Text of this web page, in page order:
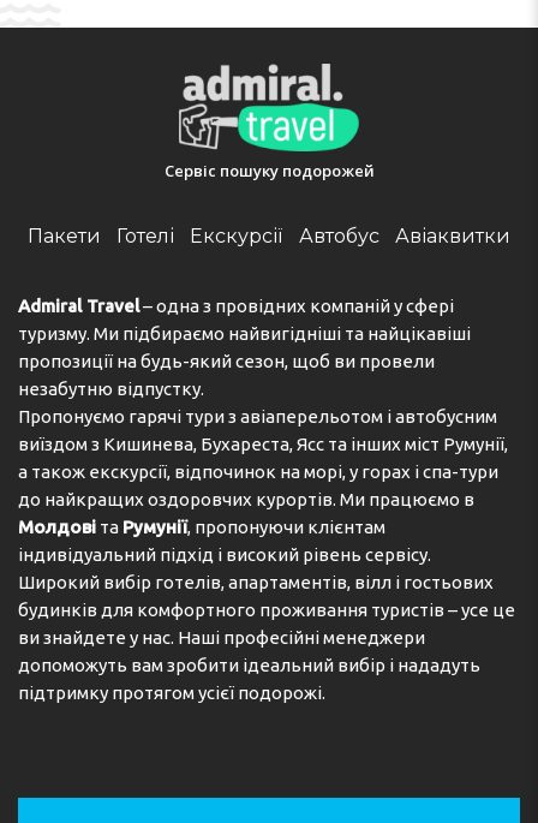
Сервіс пошуку подорожей
Пакети Готелі Екскурсії Автобус Авіаквитки
Admiral Travel– одна з провідних компаній у сфері
туризму. Ми підбираємо найвигідніші та найцікавіші
пропозиції на будь-який сезон, щоб ви провели
незабутню відпустку.
Пропонуємо гарячі тури з авіаперельотом і автобусним
виїздом з Кишинева, Бухареста, Ясс та інших міст Румунії,
а також екскурсії, відпочинок на морі, у горах і спа-тури
до найкращих оздоровчих курортів. Ми працюємо в
Молдові та Румунії, пропонуючи клієнтам
індивідуальний підхід і високий рівень сервісу.
Широкий вибір готелів, апартаментів, вілл і гостьових
будинків для комфортного проживання туристів – усе це
ви знайдете у нас. Наші професійні менеджери
допоможуть вам зробити ідеальний вибір і нададуть
підтримку протягом усієї подорожі.